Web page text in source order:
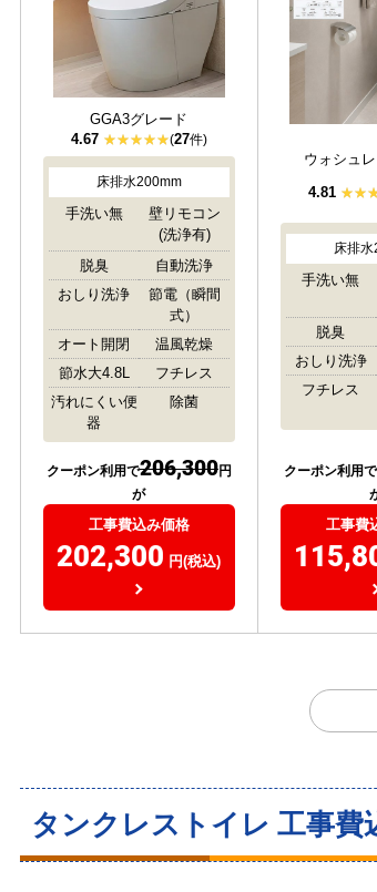
GGA3グレード
4.67 (27件)
床排水200mm
手洗い無
壁リモコン
(洗浄有)
脱臭
自動洗浄
おしり洗浄
節電（瞬間
式）
オート開閉
温風乾燥
節水大4.8L
フチレス
汚れにくい便
器
除菌
クーポン利用で206,300円
が
工事費込み価格
202,300 円(税込)
ウォシュ
4.81
床排
手洗い無
脱臭
おしり洗浄
フチレス
クーポン利用で
工事費
タンクレストイレ 工事費